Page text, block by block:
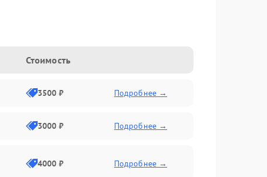
Стоимость
3500 ₽ Подробнее →
3000 ₽ Подробнее →
4000 ₽ Подробнее →